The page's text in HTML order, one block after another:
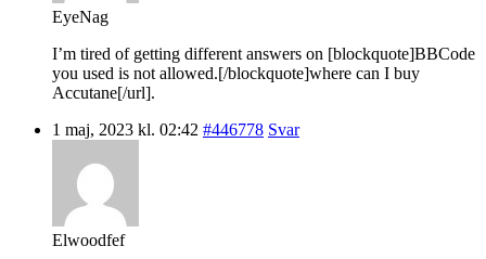
EyeNag
I’m tired of getting different answers on [blockquote]BBCode
you used is not allowed.[/blockquote]where can I buy
Accutane[/url].
1 maj, 2023 kl. 02:42 #446778 Svar
Elwoodfef